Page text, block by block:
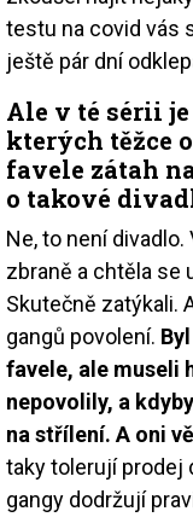
testu na covid vás
ještě pár dní
Ale v té sérii
kterých těžce
favele zátah
o takové
Ne, to není
zbraně a chtěla se
Skutečně zatýkali.
gangů povolení.
favele, ale museli
nepovolily, a
na střílení. A oni
taky tolerují prodej
gangy dodržují